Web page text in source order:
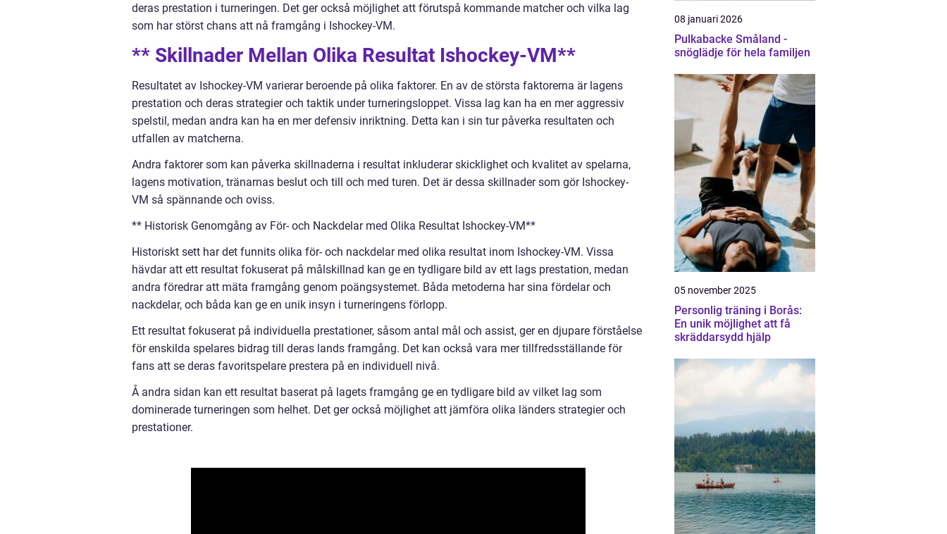
deras prestation i turneringen. Det ger också möjlighet att förutspå kommande matcher och vilka lag
som har störst chans att nå framgång i Ishockey-VM.
** Skillnader Mellan Olika Resultat Ishockey-VM**
Resultatet av Ishockey-VM varierar beroende på olika faktorer. En av de största faktorerna är lagens
prestation och deras strategier och taktik under turneringsloppet. Vissa lag kan ha en mer aggressiv
spelstil, medan andra kan ha en mer defensiv inriktning. Detta kan i sin tur påverka resultaten och
utfallen av matcherna.
Andra faktorer som kan påverka skillnaderna i resultat inkluderar skicklighet och kvalitet av spelarna,
lagens motivation, tränarnas beslut och till och med turen. Det är dessa skillnader som gör Ishockey-
VM så spännande och oviss.
** Historisk Genomgång av För- och Nackdelar med Olika Resultat Ishockey-VM**
Historiskt sett har det funnits olika för- och nackdelar med olika resultat inom Ishockey-VM. Vissa
hävdar att ett resultat fokuserat på målskillnad kan ge en tydligare bild av ett lags prestation, medan
andra föredrar att mäta framgång genom poängsystemet. Båda metoderna har sina fördelar och
nackdelar, och båda kan ge en unik insyn i turneringens förlopp.
Ett resultat fokuserat på individuella prestationer, såsom antal mål och assist, ger en djupare förståelse
för enskilda spelares bidrag till deras lands framgång. Det kan också vara mer tillfredsställande för
fans att se deras favoritspelare prestera på en individuell nivå.
Å andra sidan kan ett resultat baserat på lagets framgång ge en tydligare bild av vilket lag som
dominerade turneringen som helhet. Det ger också möjlighet att jämföra olika länders strategier och
prestationer.
08 januari 2026
Pulkabacke Småland -
snöglädje för hela familjen
05 november 2025
Personlig träning i Borås:
En unik möjlighet att få
skräddarsydd hjälp